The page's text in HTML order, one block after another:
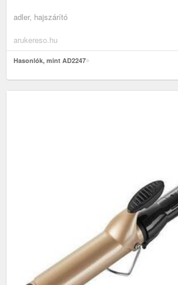
adler, hajszárító
arukereso.hu
Hasonlók, mint AD2247